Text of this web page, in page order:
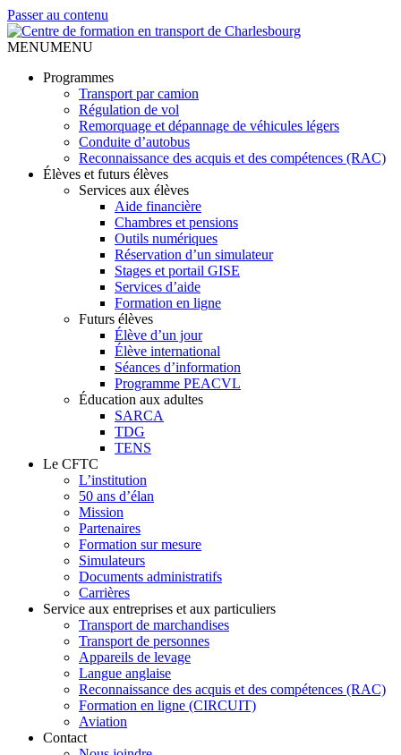
Passer au contenu
MENUMENU
Programmes
Transport par camion
Régulation de vol
Remorquage et dépannage de véhicules légers
Conduite d’autobus
Reconnaissance des acquis et des compétences (RAC)
Élèves et futurs élèves
Services aux élèves
Aide financière
Chambres et pensions
Outils numériques
Réservation d’un simulateur
Stages et portail GISE
Services d’aide
Formation en ligne
Futurs élèves
Élève d’un jour
Élève international
Séances d’information
Programme PEACVL
Éducation aux adultes
SARCA
TDG
TENS
Le CFTC
L’institution
50 ans d’élan
Mission
Partenaires
Formation sur mesure
Simulateurs
Documents administratifs
Carrières
Service aux entreprises et aux particuliers
Transport de marchandises
Transport de personnes
Appareils de levage
Langue anglaise
Reconnaissance des acquis et des compétences (RAC)
Formation en ligne (CIRCUIT)
Aviation
Contact